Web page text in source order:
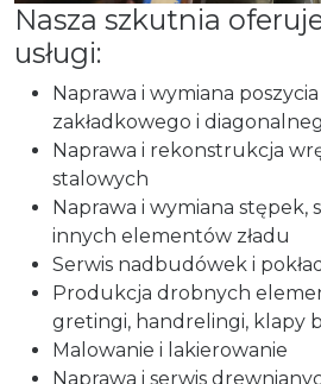
Nasza szkutnia
usługi:
Naprawa i wymiana
zakładkowego i
Naprawa i rekonstrukcja
stalowych
Naprawa i wymiana stępek,
innych elementów zładu
Serwis nadbudówek i
Produkcja drobnych
gretingi, handrelingi, klapy
Malowanie i lakierowanie
Naprawa i serwis